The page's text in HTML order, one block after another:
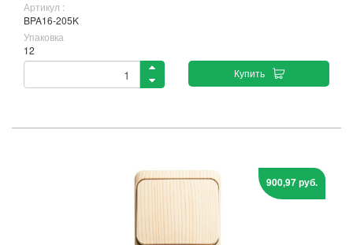
Артикул :
BPA16-205K
Упаковка
12
Купить
900,97 руб.